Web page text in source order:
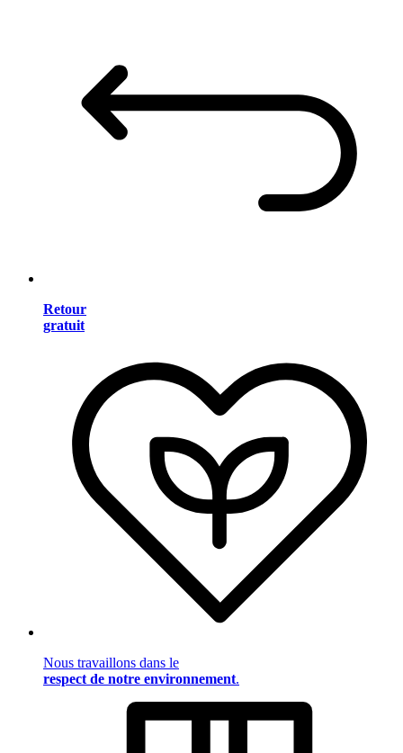
Retour
gratuit
Nous travaillons dans le
respect de notre environnement.